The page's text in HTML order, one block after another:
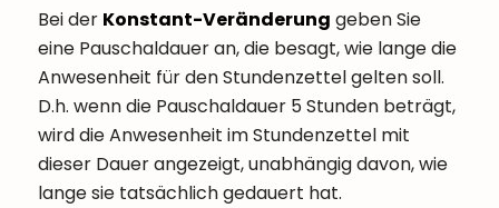
Bei der Konstant-Veränderung geben Sie
eine Pauschaldauer an, die besagt, wie lange die
Anwesenheit für den Stundenzettel gelten soll.
D.h. wenn die Pauschaldauer 5 Stunden beträgt,
wird die Anwesenheit im Stundenzettel mit
dieser Dauer angezeigt, unabhängig davon, wie
lange sie tatsächlich gedauert hat.